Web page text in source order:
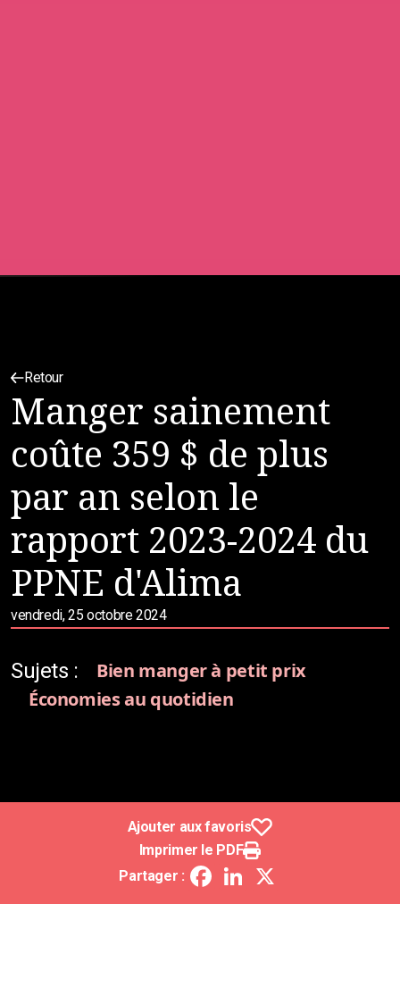
Retour
Manger sainement
coûte 359 $ de plus
par an selon le
rapport 2023-2024 du
PPNE d'Alima
vendredi, 25 octobre 2024
Sujets :
Bien manger à petit prix
Économies au quotidien
Partager : FacebookLinkedIn
Imprimer le PDF
Ajouter aux favoris